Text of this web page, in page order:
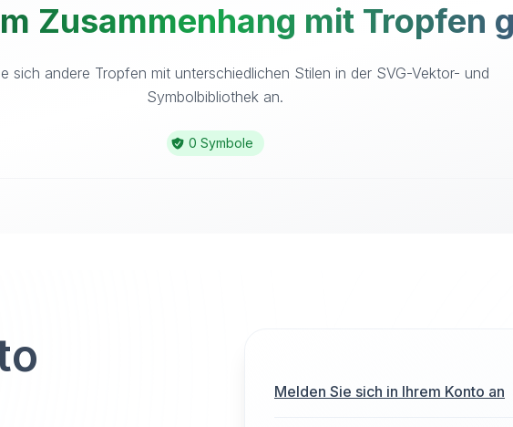
Zusammenhang mit Tropfen
sich andere Tropfen mit unterschiedlichen Stilen in der SVG-Vektor- und
Symbolbibliothek an.
0 Symbole
Melden Sie sich in Ihrem Konto an